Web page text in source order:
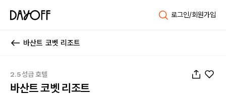
로그인/회원가입
바산트 코벳 리조트
2.5성급 호텔
바산트 코벳 리조트